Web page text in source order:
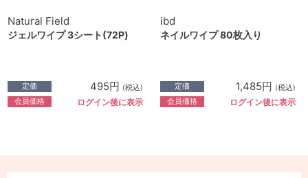
Natural Field
ジェルワイプ 3シート(72P)
定価 495円 (税込)
会員価格 ログイン後に表示
ibd
ネイルワイプ 80枚入り
定価 1,485円 (税込)
会員価格 ログイン後に表示